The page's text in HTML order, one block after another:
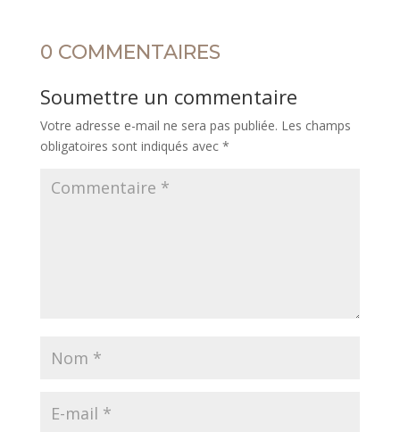
0 COMMENTAIRES
Soumettre un commentaire
Votre adresse e-mail ne sera pas publiée. Les champs
obligatoires sont indiqués avec *